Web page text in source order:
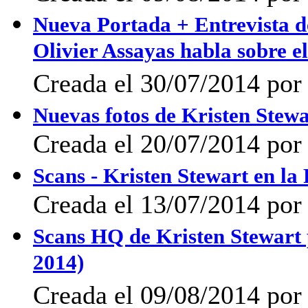
Nueva Portada + Entrevista
Olivier Assayas habla sobre
Creada el 30/07/2014
Nuevas fotos de Kristen
Creada el 20/07/2014
Scans - Kristen Stewart en
Creada el 13/07/2014
Scans HQ de Kristen
2014)
Creada el 09/08/2014